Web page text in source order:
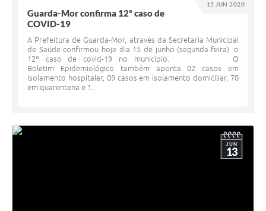
15 JUN 2020
Guarda-Mor confirma 12º caso de
COVID-19
A Prefeitura de Guarda-Mor, através da Secretaria Municipal
de Saúde confirmou hoje dia 15 de junho (segunda-feira), o
12º caso de covid-19 no município. O
Boletim Epidemiológico também aponta 02 casos em
isolamento hospitalar, 09 casos em isolamento domiciliar, 70
em quarentena e 1...
JUN
13